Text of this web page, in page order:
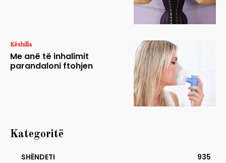
Këshilla
Me anë të inhalimit
parandaloni ftohjen
Kategoritë
SHËNDETI 935